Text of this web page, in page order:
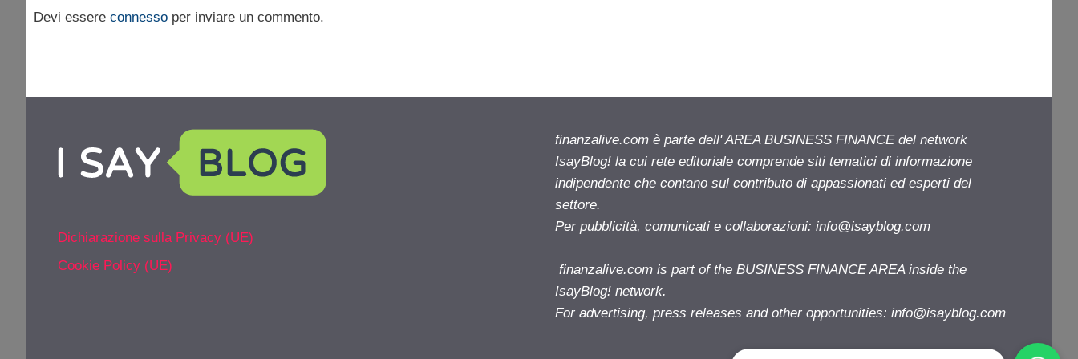
Devi essere connesso per inviare un commento.
Dichiarazione sulla Privacy (UE)
Cookie Policy (UE)
finanzalive.com è parte dell' AREA BUSINESS FINANCE del network
IsayBlog! la cui rete editoriale comprende siti tematici di informazione
indipendente che contano sul contributo di appassionati ed esperti del
settore.
Per pubblicità, comunicati e collaborazioni: info@isayblog.com
finanzalive.com is part of the BUSINESS FINANCE AREA inside the
IsayBlog! network.
For advertising, press releases and other opportunities: info@isayblog.com